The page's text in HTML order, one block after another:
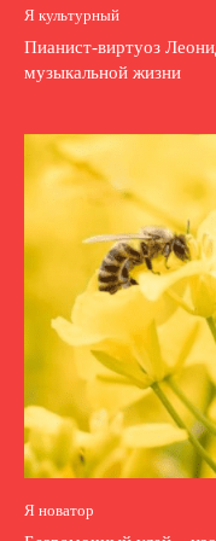
Я культурный
Пианист-виртуоз
музыкальной жизни
Я новатор